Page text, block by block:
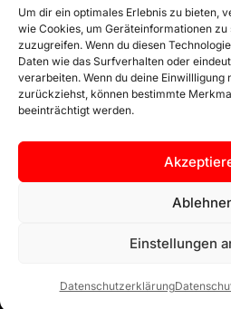
Um dir ein optimales Erlebnis zu bieten,
wie Cookies, um Geräteinformationen
zuzugreifen. Wenn du diesen
Daten wie das Surfverhalten oder
verarbeiten. Wenn du deine Einwillligung
zurückziehst, können bestimmte
beeinträchtigt werden.
Einstellungen
Datenschutzerklärung
 WhatsApp
Öffnungszeiten
 Mo - Fr: 8:00 – 17:00 Uhr
Sa: 10:00 – 14:00 Uhr
INFORMATION
Zahlungsarten
Versandinformationen
Widerrufsbelehrung
AGB |